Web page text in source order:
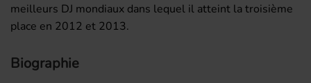
meilleurs DJ mondiaux dans lequel il atteint la troisième
place en 2012 et 2013.
Biographie